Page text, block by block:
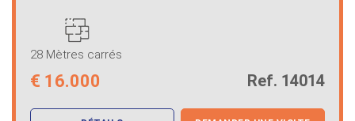
28 Mètres carrés
€ 16.000 Ref. 14014